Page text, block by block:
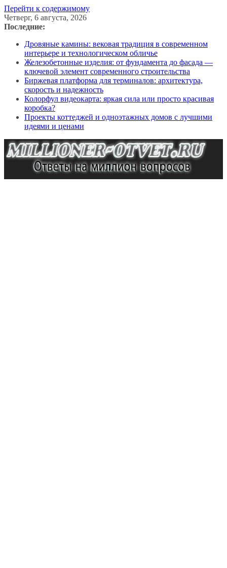
Перейти к содержимому
Четверг, 6 августа, 2026
Последние:
Дровяные камины: вековая традиция в современном
интерьере и технологическом обличье
Железобетонные изделия: от фундамента до фасада —
ключевой элемент современного строительства
Биржевая платформа для терминалов: архитектура,
скорость и надежность
Колорфул видеокарта: яркая сила или просто красивая
коробка?
Проекты коттеджей и одноэтажных домов с лучшими
идеями и ценами